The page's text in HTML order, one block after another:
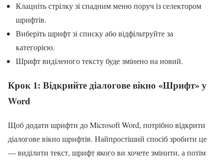
Клацніть стрілку зі спадним меню поруч із селектором
шрифтів.
Виберіть шрифт зі списку або відфільтруйте за
категорією.
Шрифт виділеного тексту буде змінено на новий.
Крок 1: Відкрийте діалогове вікно «Шрифт» у
Word
Щоб додати шрифти до Microsoft Word, потрібно відкрити
діалогове вікно шрифтів. Найпростіший спосіб зробити це
— виділити текст, шрифт якого ви хочете змінити, а потім